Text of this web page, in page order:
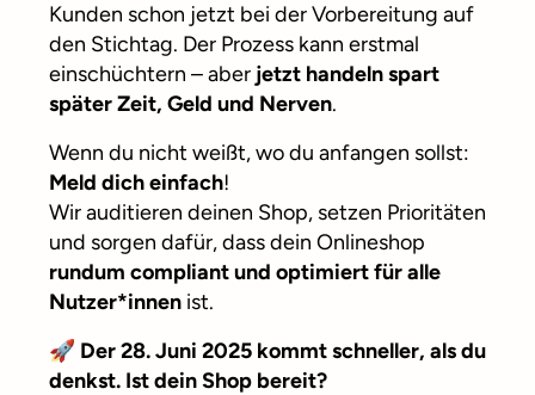
Kunden schon jetzt bei der Vorbereitung auf
den Stichtag. Der Prozess kann erstmal
einschüchtern – aber jetzt handeln spart
später Zeit, Geld und Nerven.
Wenn du nicht weißt, wo du anfangen sollst:
Meld dich einfach!
Wir auditieren deinen Shop, setzen Prioritäten
und sorgen dafür, dass dein Onlineshop
rundum compliant und optimiert für alle
Nutzer*innen ist.
🚀 Der 28. Juni 2025 kommt schneller, als du
denkst. Ist dein Shop bereit?